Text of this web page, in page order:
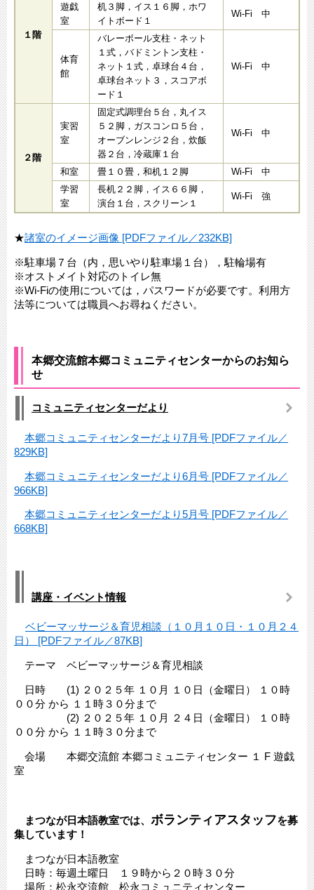
１階
遊戯
室
机３脚，イス１６脚，ホワ
イトボード１
Wi-Fi 中
体育
館
バレーボール支柱・ネット
１式，バドミントン支柱・
ネット１式，卓球台４台，
卓球台ネット３，スコアボ
ード１
Wi-Fi 中
２階
実習
室
固定式調理台５台，丸イス
５２脚，ガスコンロ５台，
オーブンレンジ２台，炊飯
器２台，冷蔵庫１台
Wi-Fi 中
和室 畳１０畳，和机１２脚
Wi-Fi 中
学習
室
長机２２脚，イス６６脚，
演台１台，スクリーン１
Wi-Fi 強
★諸室のイメージ画像 [PDFファイル／232KB]
※駐車場７台（内，思いやり駐車場１台），駐輪場有
※オストメイト対応のトイレ無
※Wi-Fiの使用については，パスワードが必要です。利用方
法等については職員へお尋ねください。
本郷交流館本郷コミュニティセンターからのお知ら
せ
コミュニティセンターだより
本郷コミュニティセンターだより7月号 [PDFファイル／
829KB]
本郷コミュニティセンターだより6月号 [PDFファイル／
966KB]
本郷コミュニティセンターだより5月号 [PDFファイル／
668KB]
講座・イベント情報
ベビーマッサージ＆育児相談（１０月１０日・１０月２４
日） [PDFファイル／87KB]
テーマ ベビーマッサージ＆育児相談
日時 (1) ２０２５年 １０月 １０日（金曜日） １０時
００分 から １１時３０分まで
(2) ２０２５年 １０月 ２４日（金曜日） １０時
００分 から １１時３０分まで
会場 本郷交流館 本郷コミュニティセンター １ F 遊戯
室
まつなが日本語教室では、 ボランティアスタッフを募
集しています！
まつなが日本語教室
日時：毎週土曜日 １９時から２０時３０分
場所：松永交流館 松永コミュニティセンター